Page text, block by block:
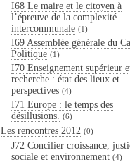
I68 Le maire et le citoyen à
l’épreuve de la complexité
intercommunale (1)
I69 Assemblée générale du
Politique (1)
I70 Enseignement supérieur
recherche : état des lieux et
perspectives (4)
I71 Europe : le temps des
désillusions. (6)
Les rencontres 2012 (0)
J72 Concilier croissance,
sociale et environnement (4)